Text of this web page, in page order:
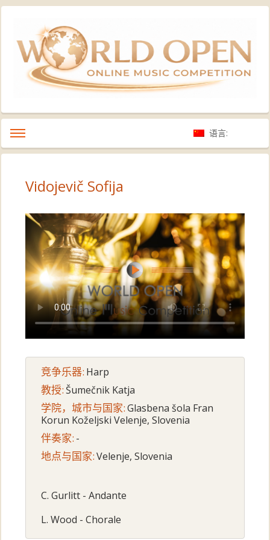
语言:
Vidojevič Sofija
竞争乐器: Harp
教授: Šumečnik Katja
学院，城市与国家:Glasbena šola Fran
Korun Koželjski Velenje, Slovenia
伴奏家: -
地点与国家:Velenje, Slovenia
C. Gurlitt - Andante
L. Wood - Chorale